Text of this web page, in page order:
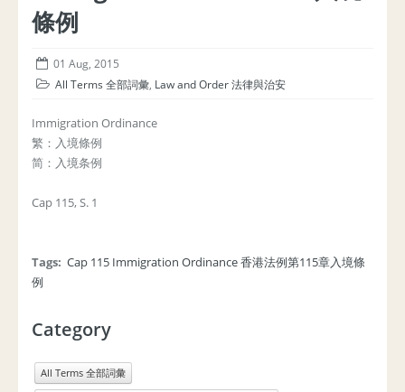
條例
01 Aug, 2015
All Terms 全部詞彙, Law and Order 法律與治安
Immigration Ordinance
繁：入境條例
简：入境条例
Cap 115, S. 1
Tags: Cap 115 Immigration Ordinance 香港法例第115章入境條
例
Category
All Terms 全部詞彙